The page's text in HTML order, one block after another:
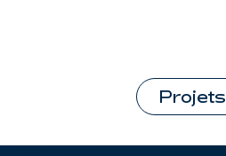
Projets